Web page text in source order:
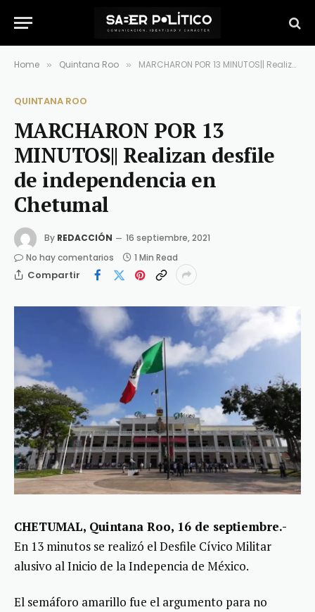
Home » Quintana Roo » MARCHARON POR 13 MINUTOS|| Realizan desfile de independencia en Chetumal
QUINTANA ROO
MARCHARON POR 13
MINUTOS|| Realizan desfile
de independencia en
Chetumal
By REDACCIÓN
16 septiembre, 2021
No hay comentarios
1 Min Read
Compartir
CHETUMAL, Quintana Roo, 16 de septiembre.-
En 13 minutos se realizó el Desfile Cívico Militar
alusivo al Inicio de la Indepencia de México.
El semáforo amarillo fue el argumento para no